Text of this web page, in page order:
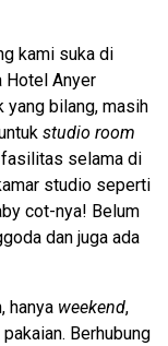
kami suka di
Hotel Anyer
yang bilang, masih
studio room
selama di
studio seperti
cot-nya! Belum
dan juga ada
hanya weekend,
Berhubung